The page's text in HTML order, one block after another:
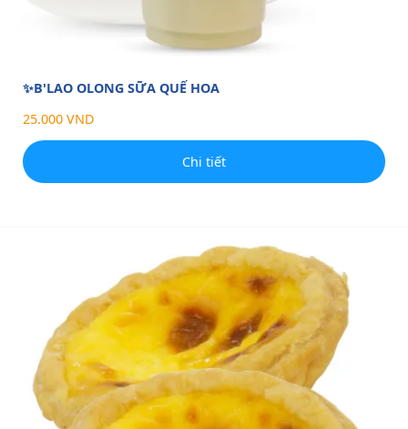
✨B'LAO OLONG SỮA QUẾ HOA
25.000 VND
Chi tiết